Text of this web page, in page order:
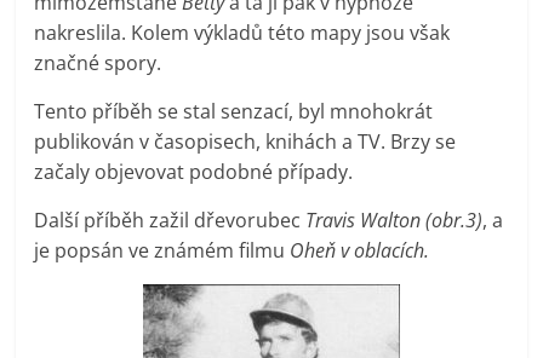
nakreslila. Kolem výkladů této mapy jsou však
značné spory.
Tento příběh se stal senzací, byl mnohokrát
publikován v časopisech, knihách a TV. Brzy se
začaly objevovat podobné případy.
Další příběh zažil dřevorubec Travis Walton (obr.3), a
je popsán ve známém filmu Oheň v oblacích.